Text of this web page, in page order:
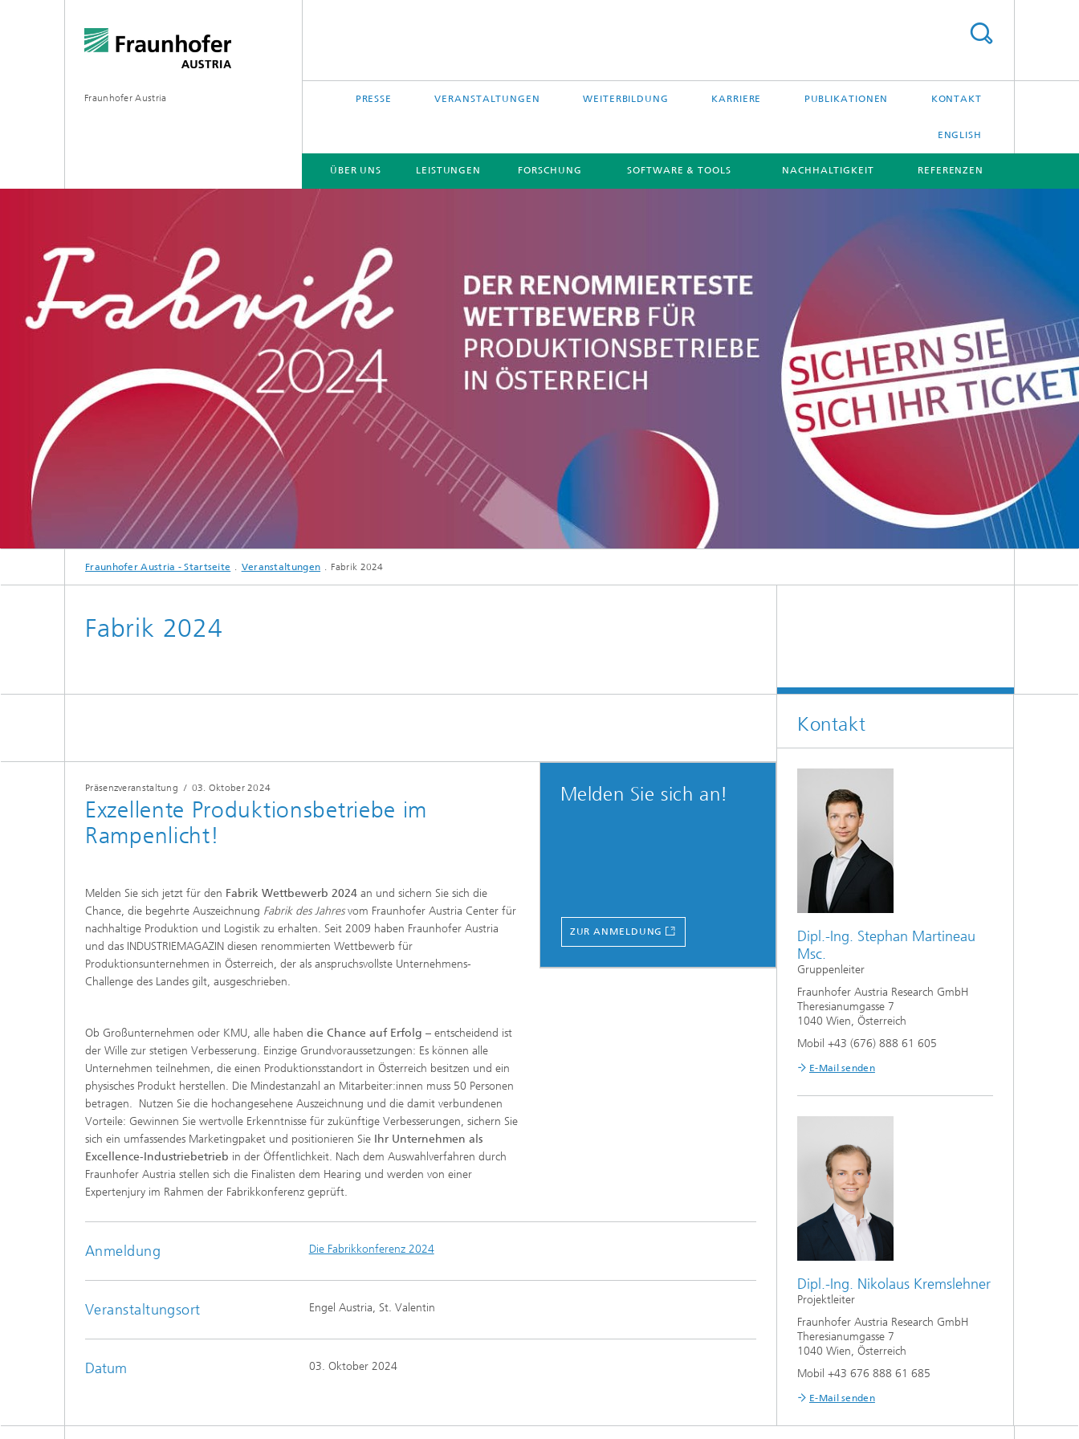
Fraunhofer Austria PRESSE VERANSTALTUNGEN WEITERBILDUNG KARRIERE PUBLIKATIONEN KONTAKT
ENGLISH
ÜBER UNS LEISTUNGEN FORSCHUNG SOFTWARE & TOOLS NACHHALTIGKEIT REFERENZEN
Fraunhofer Austria - Startseite Veranstaltungen Fabrik 2024
Fabrik 2024
Präsenzveranstaltung / 03. Oktober 2024
Exzellente Produktionsbetriebe im
Rampenlicht!
Melden Sie sich jetzt für den Fabrik Wettbewerb 2024 an und sichern Sie sich die
Chance, die begehrte Auszeichnung Fabrik des Jahresvom Fraunhofer Austria Center für
nachhaltige Produktion und Logistik zu erhalten. Seit 2009 haben Fraunhofer Austria
und das INDUSTRIEMAGAZIN diesen renommierten Wettbewerb für
Produktionsunternehmen in Österreich, der als anspruchsvollste Unternehmens-
Challenge des Landes gilt, ausgeschrieben.
Ob Großunternehmen oder KMU, alle haben die Chance auf Erfolg – entscheidend ist
der Wille zur stetigen Verbesserung. Einzige Grundvoraussetzungen: Es können alle
Unternehmen teilnehmen, die einen Produktionsstandort in Österreich besitzen und ein
physisches Produkt herstellen. Die Mindestanzahl an Mitarbeiter:innen muss 50 Personen
betragen. Nutzen Sie die hochangesehene Auszeichnung und die damit verbundenen
Vorteile: Gewinnen Sie wertvolle Erkenntnisse für zukünftige Verbesserungen, sichern Sie
sich ein umfassendes Marketingpaket und positionieren Sie Ihr Unternehmen als
Excellence-Industriebetrieb in der Öffentlichkeit. Nach dem Auswahlverfahren durch
Fraunhofer Austria stellen sich die Finalisten dem Hearing und werden von einer
Expertenjury im Rahmen der Fabrikkonferenz geprüft.
Melden Sie sich an!
ZUR ANMELDUNG
Anmeldung Die Fabrikkonferenz 2024
Veranstaltungsort Engel Austria, St. Valentin
Datum 03. Oktober 2024
Kontakt
Dipl.-Ing. Stephan Martineau
Msc.
Gruppenleiter
Fraunhofer Austria Research GmbH
Theresianumgasse 7
1040 Wien, Österreich
Mobil +43 (676) 888 61 605
E-Mail senden
Dipl.-Ing. Nikolaus Kremslehner
Projektleiter
Fraunhofer Austria Research GmbH
Theresianumgasse 7
1040 Wien, Österreich
Mobil +43 676 888 61 685
E-Mail senden